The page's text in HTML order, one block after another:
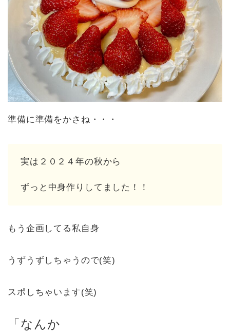
準備に準備をかさね・・・
実は２０２４年の秋から
ずっと中身作りしてました！！
もう企画してる私自身
うずうずしちゃうので(笑)
スポしちゃいます(笑)
「なんか